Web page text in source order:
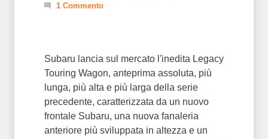
1 Commento
Subaru lancia sul mercato l'inedita Legacy
Touring Wagon, anteprima assoluta, più
lunga, più alta e più larga della serie
precedente, caratterizzata da un nuovo
frontale Subaru, una nuova fanaleria
anteriore più sviluppata in altezza e un